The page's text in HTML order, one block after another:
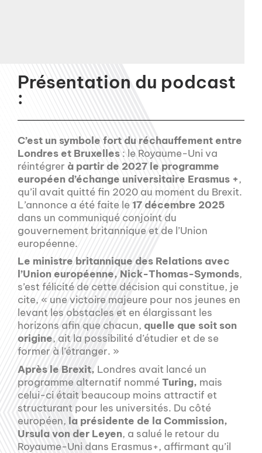
Présentation du podcast
:
C’est un symbole fort du réchauffement entre
Londres et Bruxelles : le Royaume-Uni va
réintégrer à partir de 2027 le programme
européen d’échange universitaire Erasmus +,
qu’il avait quitté fin 2020 au moment du Brexit.
L’annonce a été faite le17 décembre 2025
dans un communiqué conjoint du
gouvernement britannique et de l’Union
européenne.
Le ministre britannique des Relations avec
l’Union européenne, Nick-Thomas-Symonds,
s’est félicité de cette décision qui constitue, je
cite, « une victoire majeure pour nos jeunes en
levant les obstacles et en élargissant les
horizons afin que chacun, quelle que soit son
origine, ait la possibilité d’étudier et de se
former à l’étranger. »
Après le Brexit, Londres avait lancé un
programme alternatif nomméTuring, mais
celui-ci était beaucoup moins attractif et
structurant pour les universités. Du côté
européen, la présidente de la Commission,
Ursula von der Leyen, a salué le retour du
Royaume-Uni dans Erasmus+, affirmant qu’il